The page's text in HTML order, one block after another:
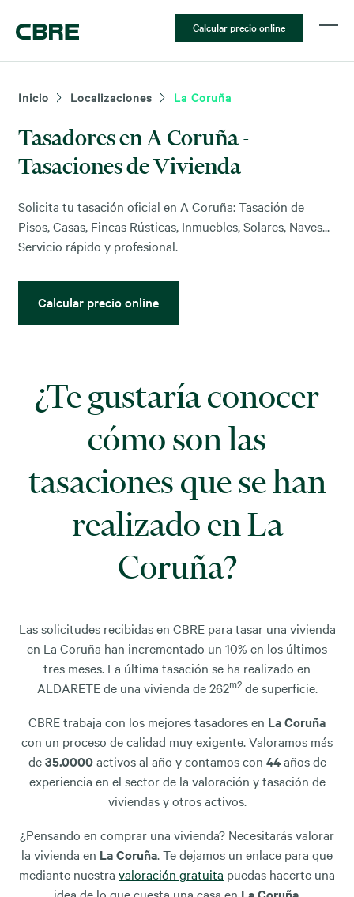
Calcular precio online
Inicio Localizaciones La Coruña
Tasadores en A Coruña -
Tasaciones de Vivienda
Solicita tu tasación oficial en A Coruña: Tasación de
Pisos, Casas, Fincas Rústicas, Inmuebles, Solares, Naves...
Servicio rápido y profesional.
Calcular precio online
¿Te gustaría conocer
cómo son las
tasaciones que se han
realizado en La
Coruña?
Las solicitudes recibidas en CBRE para tasar una vivienda
en La Coruña han incrementado un 10% en los últimos
tres meses. La última tasación se ha realizado en
ALDARETE de una vivienda de 262m2de superficie.
CBRE trabaja con los mejores tasadores en La Coruña
con un proceso de calidad muy exigente. Valoramos más
de35.0000activos al año y contamos con 44años de
experiencia en el sector de la valoración y tasación de
viviendas y otros activos.
¿Pensando en comprar una vivienda? Necesitarás valorar
la vivienda en La Coruña. Te dejamos un enlace para que
mediante nuestra valoración gratuita puedas hacerte una